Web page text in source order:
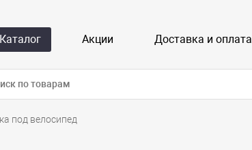
Каталог Акции Доставка и оплата
под велосипед